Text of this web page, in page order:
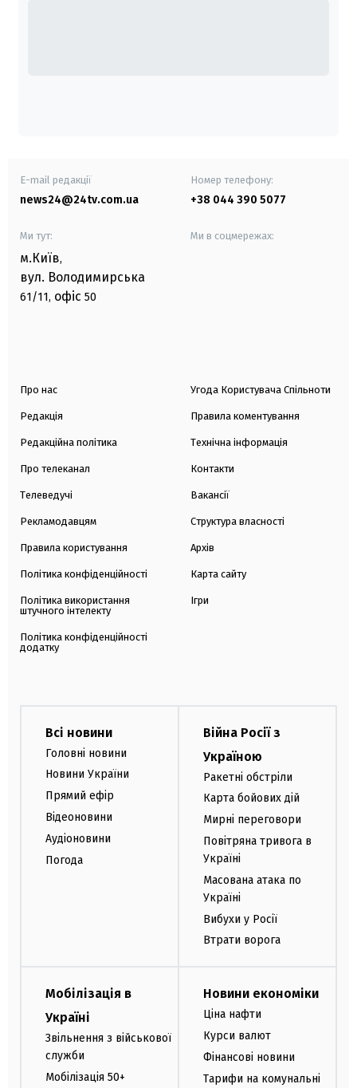
E-mail редакції
news24@24tv.com.ua
Номер телефону:
+38 044 390 5077
Ми тут:
м.Київ,
вул. Володимирська
61/11, офіс 50
Ми в соцмережах:
Про нас
Редакція
Редакційна політика
Про телеканал
Телеведучі
Рекламодавцям
Правила користування
Політика конфіденційності
Політика використання
штучного інтелекту
Політика конфіденційності
додатку
Угода Користувача Спільноти
Правила коментування
Технічна інформація
Контакти
Вакансії
Структура власності
Архів
Карта сайту
Ігри
Всі новини
Головні новини
Новини України
Прямий ефір
Відеоновини
Аудіоновини
Погода
Війна Росії з
Україною
Ракетні обстріли
Карта бойових дій
Мирні переговори
Повітряна тривога в
Україні
Масована атака по
Україні
Вибухи у Росії
Втрати ворога
Мобілізація в
Україні
Звільнення з військової
служби
Мобілізація 50+
Новини економіки
Ціна нафти
Курси валют
Фінансові новини
Тарифи на комунальні